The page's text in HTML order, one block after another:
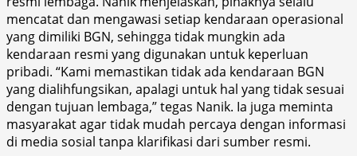
mencatat dan mengawasi setiap kendaraan operasional
yang dimiliki BGN, sehingga tidak mungkin ada
kendaraan resmi yang digunakan untuk keperluan
pribadi. “Kami memastikan tidak ada kendaraan BGN
yang dialihfungsikan, apalagi untuk hal yang tidak sesuai
dengan tujuan lembaga,” tegas Nanik. Ia juga meminta
masyarakat agar tidak mudah percaya dengan informasi
di media sosial tanpa klarifikasi dari sumber resmi.